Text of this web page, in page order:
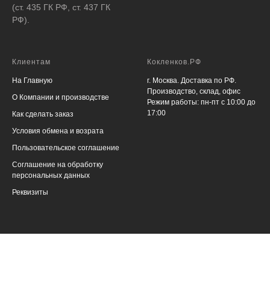
(ст. 435 ГК РФ, ст. 437 ГК
РФ).
Клиентам
На Главную
О Компании и производстве
Как сделать заказ
Условия обмена и возрата
Пользовательское соглашение
Соглашение на обработку
персональных данных
Реквизиты
Кокленков.РФ
г. Москва. Доставка по РФ.
Производство, склад, офис
Режим работы: пн-пт с 10:00 до
17:00